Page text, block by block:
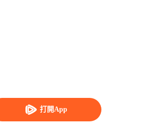
打開App